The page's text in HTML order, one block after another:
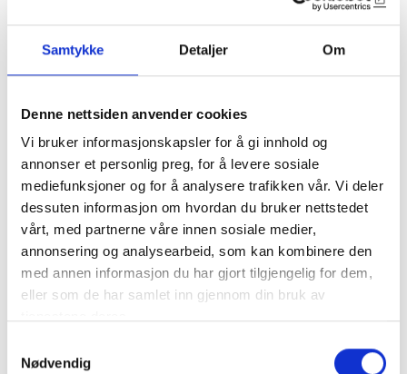
Samtykke Detaljer Om
Denne nettsiden anvender cookies
Vi bruker informasjonskapsler for å gi innhold og
annonser et personlig preg, for å levere sosiale
mediefunksjoner og for å analysere trafikken vår. Vi deler
dessuten informasjon om hvordan du bruker nettstedet
vårt, med partnerne våre innen sosiale medier,
annonsering og analysearbeid, som kan kombinere den
med annen informasjon du har gjort tilgjengelig for dem,
eller som de har samlet inn gjennom din bruk av
Nødvendig
1305
20x109mm profilert karmlist
Fra 125,00 / løpemeter